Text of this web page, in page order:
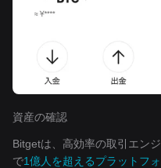
資産の確認
Bitgetは、高効率の取引エン
で1億人を超えるプラットフ